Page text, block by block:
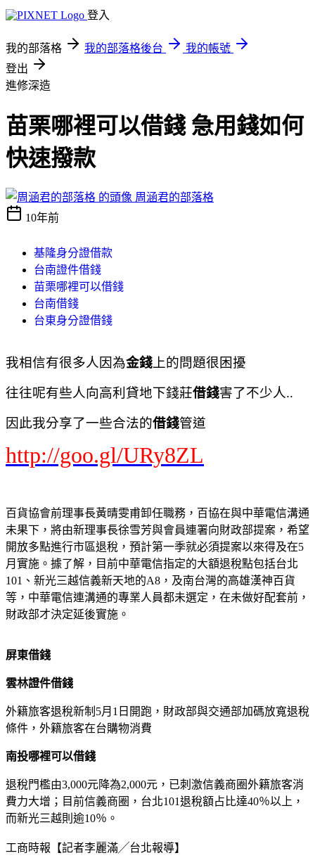
登入
我的部落格 我的部落格後台
我的帳號
登出
進修深造
苗栗哪裡可以借錢 急用錢如何
快速撥款
周涵君的部落格
10年前
基隆身分證借款
台南證件借錢
苗栗哪裡可以借錢
台南借錢
台東身分證借錢
我相信有很多人因為金錢 上的問題很困擾
往往呢有些人向高利貸地下錢莊借錢害了不少人..
因此我分享了一些合法的借錢管道
http://goo.gl/URy8ZL
百貨協會前理事長黃晴雯甫卸任職務，百協在與中華電信溝通
未果下，將由新理事長徐雪芳與會員連署向財政部提案，希望
開放多點進行市區退稅，預計第一季就必須提案以來得及在5
月實施。據了解，目前中華電信指定的大額退稅點包括台北
101、新光三越信義新天地的A8，及南台灣的高雄漢神百貨
等，中華電信連溝通的專業人員都未選定，在未做好配套前，
財政部才決定延後實施。
屏東借錢
雲林證件借錢
外籍旅客退稅新制5月1日開跑，財政部與交通部加碼放寬退稅
條件，外籍旅客在台購物消費
南投哪裡可以借錢
退稅門檻由3,000元降為2,000元，已刺激信義商圈外籍旅客消
費力大增；目前信義商圈，台北101退稅額占比達40％以上，
而新光三越則逾10％。
工商時報【記者李麗滿╱台北報導】